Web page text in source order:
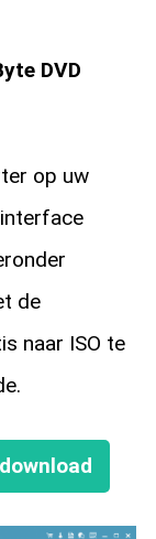
DVD
op uw
de
naar ISO te